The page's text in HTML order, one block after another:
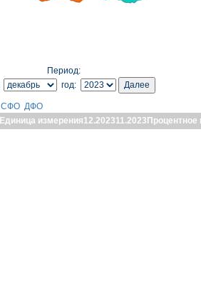
Период:
год:
СФО ДФО
Единица измерения12.202311.2023 Процентное